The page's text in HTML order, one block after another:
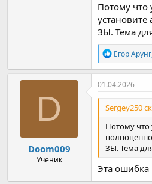
== Office
Office 24,
SKU ID:
Partial
KMS-host
Renewal
License
Setting
== Office
Office 24,
SKU ID:
Partial
=====
Потому что
ЗЫ. Тема
Р
е
а
к
и
Егор Арунг
D
Doom009
Ученик
01.04.2026
Sergey250
Потому что
ЗЫ. Тема
Эта ошибка